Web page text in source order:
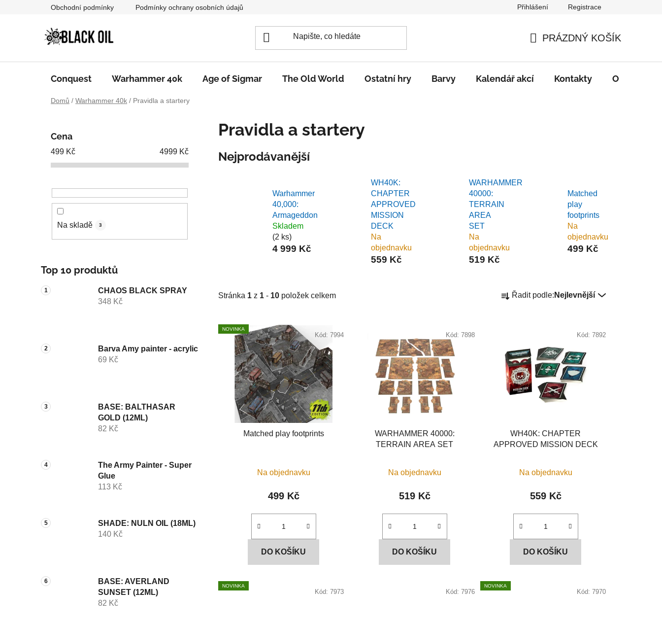
Obchodní podmínky Podmínky ochrany osobních údajů Přihlášení Registrace
KOŠÍK
PRÁZDNÝ KOŠÍK
Conquest Warhammer 40k Age of Sigmar The Old World Ostatní hry Barvy Kalendář akcí Kontakty O nás
Domů / Warhammer 40k / Pravidla a startery
e
l
Cena
499 Kč 4999 Kč
Na skladě 3
Top 10 produktů
CHAOS BLACK SPRAY
348 Kč
Barva Amy painter - acrylic
69 Kč
BASE: BALTHASAR
GOLD (12ML)
82 Kč
The Army Painter - Super
Glue
113 Kč
SHADE: NULN OIL (18ML)
140 Kč
BASE: AVERLAND
SUNSET (12ML)
82 Kč
Pravidla a startery
Nejprodávanější
Warhammer
40,000:
Armageddon
Skladem
(2 ks)
4 999 Kč
WH40K:
CHAPTER
APPROVED
MISSION
DECK
Na
objednavku
559 Kč
WARHAMMER
40000:
TERRAIN
AREA
SET
Na
objednavku
519 Kč
Matched
play
footprints
Na
objednavku
499 Kč
Stránka 1 z 1 - 10 položek celkem
a
p
o
t
Řadit podle: Nejlevnější
V
ý
NOVINKA
Matched play footprints
Na objednavku
499 Kč
DO KOŠÍKU
Kód: 7994
WARHAMMER 40000:
TERRAIN AREA SET
Na objednavku
519 Kč
DO KOŠÍKU
Kód: 7898
WH40K: CHAPTER
APPROVED MISSION DECK
Na objednavku
559 Kč
DO KOŠÍKU
Kód: 7892
NOVINKA
Kód: 7973 Kód: 7976
NOVINKA
Kód: 7970